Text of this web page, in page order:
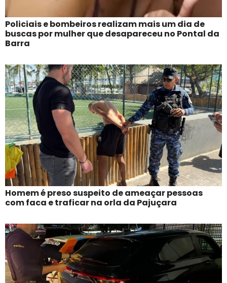
Policiais e bombeiros realizam mais um dia de
buscas por mulher que desapareceu no Pontal da
Barra
Homem é preso suspeito de ameaçar pessoas
com faca e traficar na orla da Pajuçara